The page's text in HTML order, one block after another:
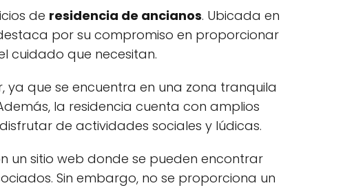
de residencia de ancianos. Ubicada en
por su compromiso en proporcionar
cuidado que necesitan.
que se encuentra en una zona tranquila
la residencia cuenta con amplios
de actividades sociales y lúdicas.
un sitio web donde se pueden encontrar
Sin embargo, no se proporciona un